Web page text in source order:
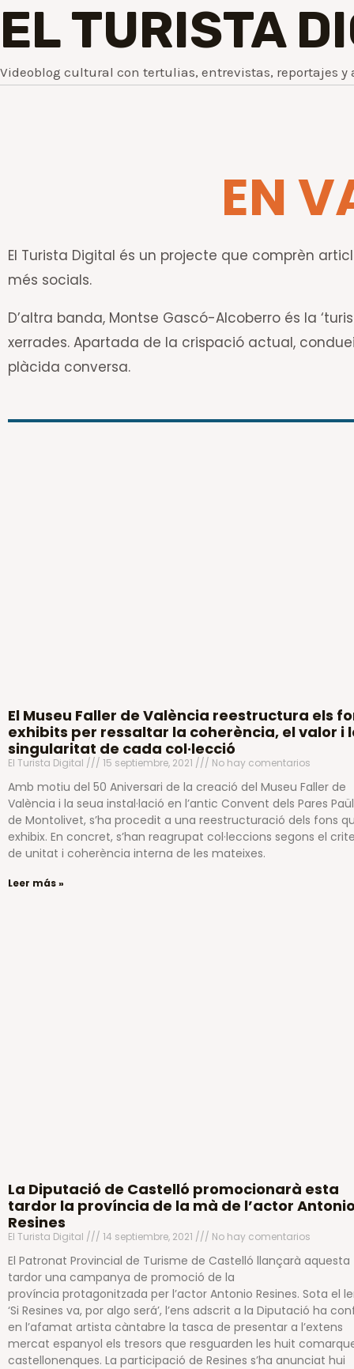
EL TURISTA
Videoblog cultural con tertulias, entrevistas, reportajes y
EN
El Turista Digital és un projecte que comprèn
més socials.
D’altra banda, Montse Gascó-Alcoberro és la
xerrades. Apartada de la crispació actual,
plàcida conversa.
El Museu Faller de València reestructura els
exhibits per ressaltar la coherència, el valor i
singularitat de cada col·lecció
El Turista Digital 15 septiembre, 2021 No hay comentarios
Amb motiu del 50 Aniversari de la creació del Museu Faller de
València i la seua instal·lació en l’antic Convent dels Pares
de Montolivet, s’ha procedit a una reestructuració dels fons
exhibix. En concret, s’han reagrupat col·leccions segons el
de unitat i coherència interna de les mateixes.
Leer más »
La Diputació de Castelló promocionarà esta
tardor la província de la mà de l’actor
Resines
El Turista Digital 14 septiembre, 2021 No hay comentarios
El Patronat Provincial de Turisme de Castelló llançarà aquesta
tardor una campanya de promoció de la
província protagonitzada per l’actor Antonio Resines. Sota el
‘Si Resines va, por algo será’, l’ens adscrit a la Diputació ha
en l’afamat artista càntabre la tasca de presentar a l’extens
mercat espanyol els tresors que resguarden les huit
castellonenques. La participació de Resines s’ha anunciat hui